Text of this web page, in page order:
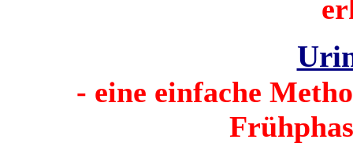
- eine einfache